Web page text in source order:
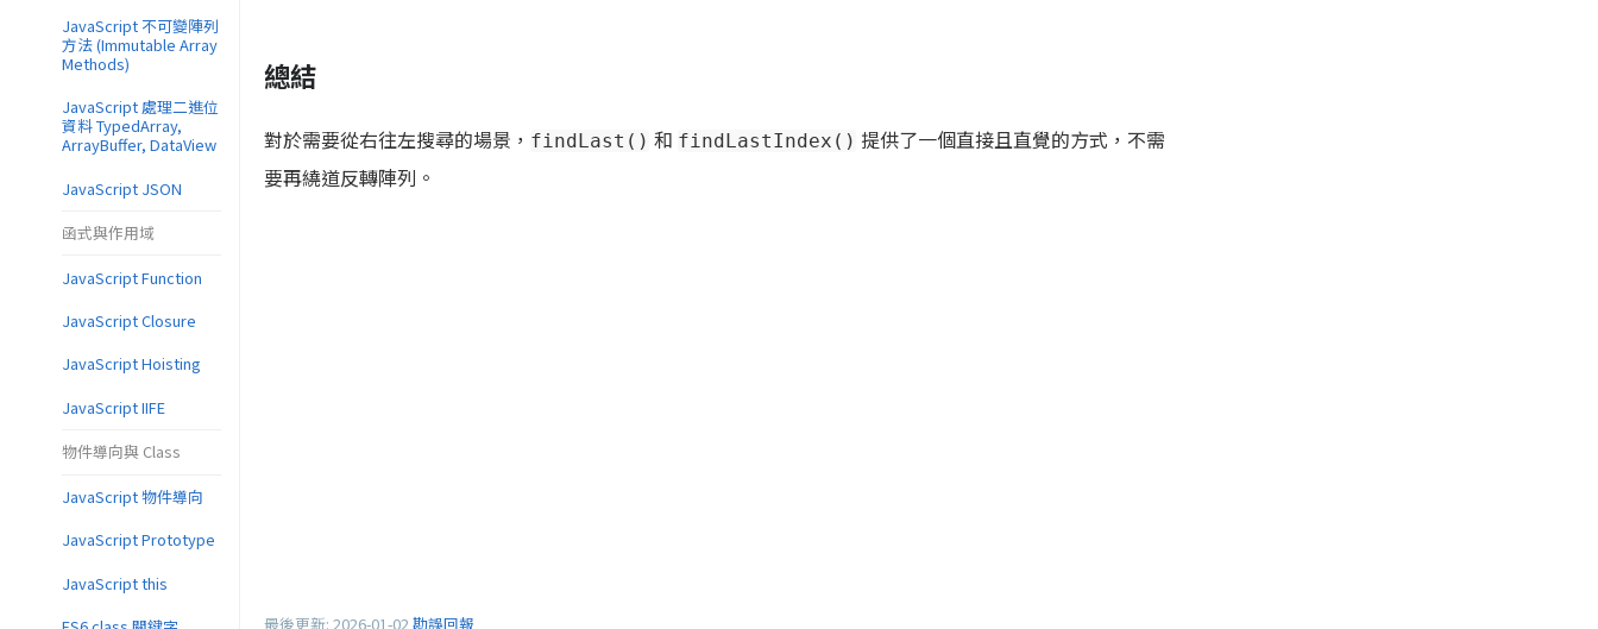
總結
對於需要從右往左搜尋的場景， findLast() 和 findLastIndex() 提供了一個直接且直覺的方式，不需
要再繞道反轉陣列。
最後更新: 2026-01-02 勘誤回報
JavaScript 不可變陣列
方法 (Immutable Array
Methods)
JavaScript 處理二進位
資料 TypedArray,
ArrayBuffer, DataView
JavaScript JSON
函式與作用域
JavaScript Function
JavaScript Closure
JavaScript Hoisting
JavaScript IIFE
物件導向與 Class
JavaScript 物件導向
JavaScript Prototype
JavaScript this